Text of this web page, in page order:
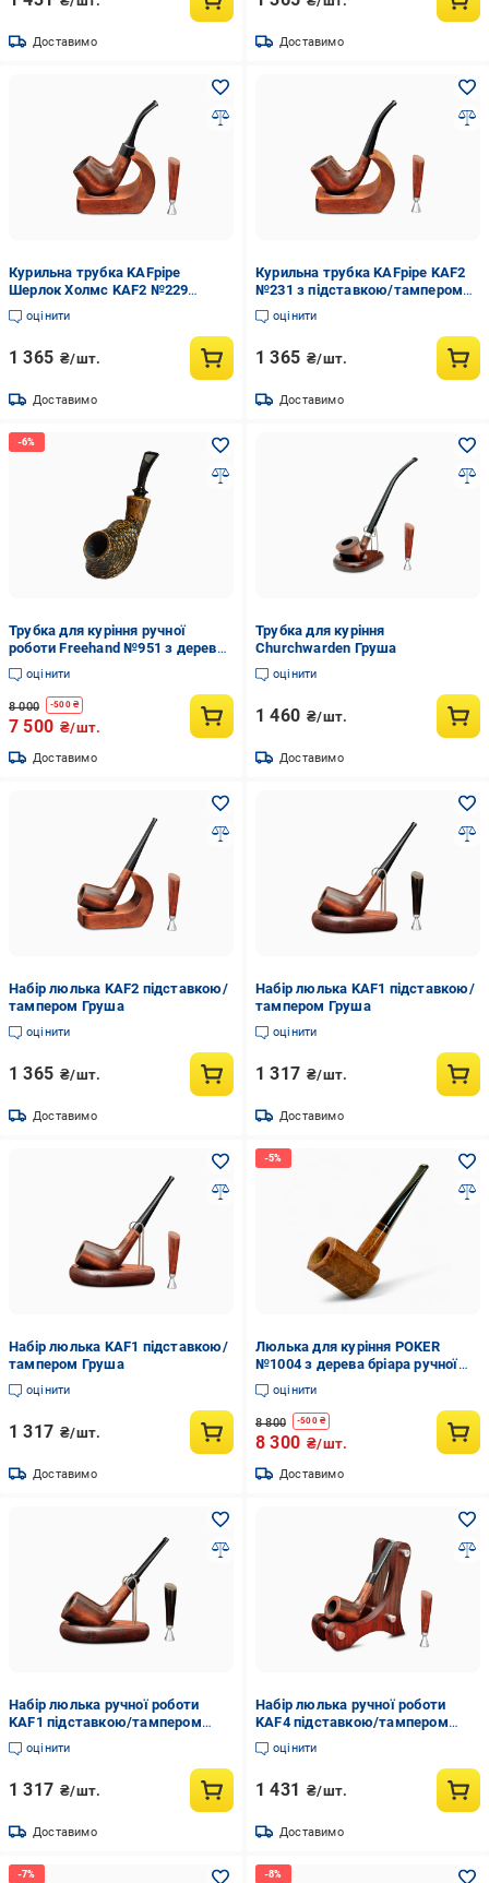
Доставимо Доставимо
Курильна трубка KAFpipe
Шерлок Холмс KAF2 №229
Груша з підставкою/тампером
оцінити
1 365 ₴/шт.
Доставимо
Курильна трубка KAFpipe KAF2
№231 з підставкою/тампером
Груша
оцінити
1 365 ₴/шт.
Доставимо
Трубка для куріння ручної
роботи Freehand №951 з дерева
Бріара
оцінити
8 000 -500₴
7 500 ₴/шт.
Доставимо
Трубка для куріння
Churchwarden Груша
оцінити
1 460 ₴/шт.
Доставимо
Набір люлька KAF2 підставкою/
тампером Груша
оцінити
1 365 ₴/шт.
Доставимо
Набір люлька KAF1 підставкою/
тампером Груша
оцінити
1 317 ₴/шт.
Доставимо
Набір люлька KAF1 підставкою/
тампером Груша
оцінити
1 317 ₴/шт.
Доставимо
Люлька для куріння POKER
№1004 з дерева бріара ручної
роботи
оцінити
8 800 -500₴
8 300 ₴/шт.
Доставимо
Набір люлька ручної роботи
KAF1 підставкою/тампером
Груша
оцінити
1 317 ₴/шт.
Доставимо
Набір люлька ручної роботи
KAF4 підставкою/тампером
Груша
оцінити
1 431 ₴/шт.
Доставимо